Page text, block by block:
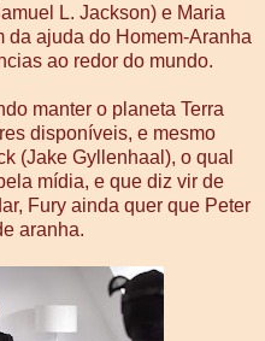
L. Jackson) e Maria
da ajuda do Homem-Aranha
ao redor do mundo.
manter o planeta Terra
disponíveis, e mesmo
(Jake Gyllenhaal), o qual
mídia, e que diz vir de
Fury ainda quer que Peter
aranha.